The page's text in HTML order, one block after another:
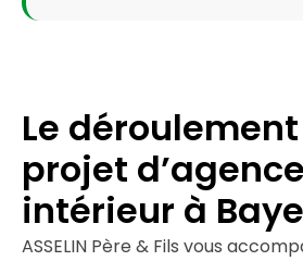
Le
projet
intérieur à
ASSELIN Père & Fils vous